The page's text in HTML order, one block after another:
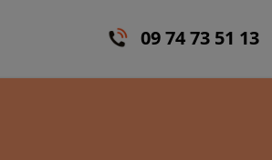
09 74 73 51 13